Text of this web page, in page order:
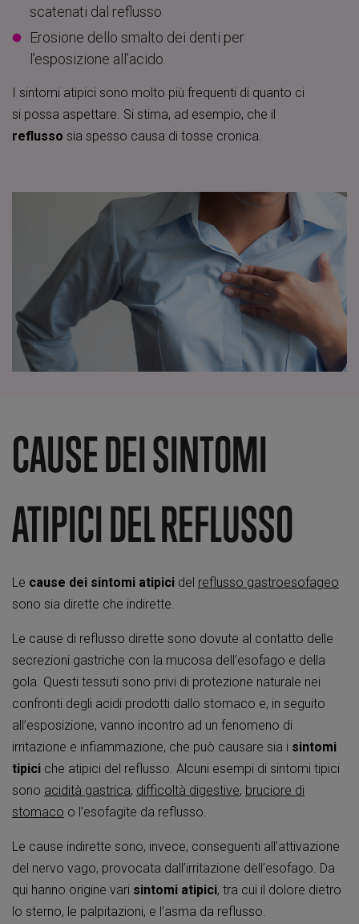
scatenati dal reflusso
Erosione dello smalto dei denti per
l’esposizione all’acido.
I sintomi atipici sono molto più frequenti di quanto ci
si possa aspettare. Si stima, ad esempio, che il
reflusso sia spesso causa di tosse cronica.
CAUSE DEI SINTOMI
ATIPICI DEL REFLUSSO
Le cause dei sintomi atipici del reflusso gastroesofageo
sono sia dirette che indirette.
Le cause di reflusso dirette sono dovute al contatto delle
secrezioni gastriche con la mucosa dell’esofago e della
gola. Questi tessuti sono privi di protezione naturale nei
confronti degli acidi prodotti dallo stomaco e, in seguito
all’esposizione, vanno incontro ad un fenomeno di
irritazione e infiammazione, che può causare sia i sintomi
tipici che atipici del reflusso. Alcuni esempi di sintomi tipici
sono acidità gastrica, difficoltà digestive, bruciore di
stomaco o l’esofagite da reflusso.
Le cause indirette sono, invece, conseguenti all’attivazione
del nervo vago, provocata dall’irritazione dell’esofago. Da
qui hanno origine vari sintomi atipici, tra cui il dolore dietro
lo sterno, le palpitazioni, e l’asma da reflusso.